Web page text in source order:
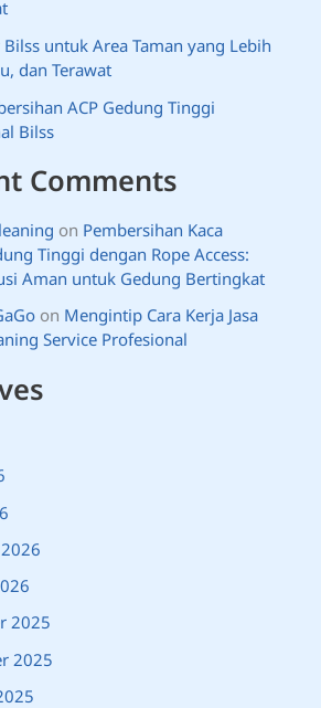
untuk Area Taman yang Lebih
dan Terawat
ACP Gedung Tinggi
Bilss
Comments
on Pembersihan Kaca
Tinggi dengan Rope Access:
Aman untuk Gedung Bertingkat
on Mengintip Cara Kerja Jasa
Service Profesional
2025
2025